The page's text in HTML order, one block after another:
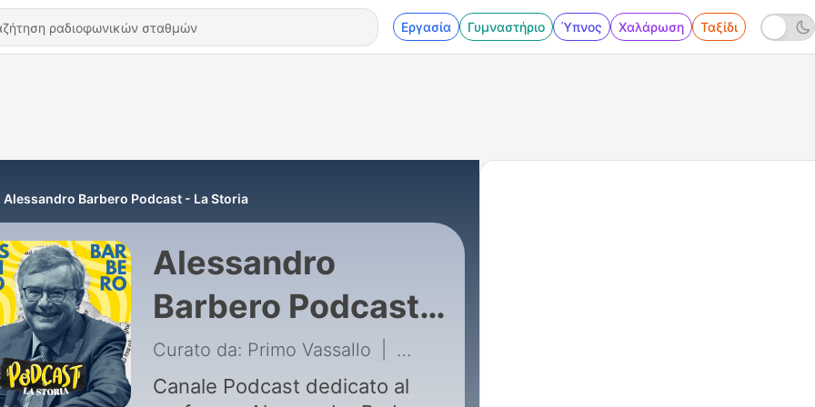
Εργασία Γυμναστήριο Ύπνος Χαλάρωση Ταξίδι
Alessandro Barbero Podcast - La Storia
Alessandro
Barbero Podcast -
La Storia
Curato da: Primo Vassallo 435 - COME si faceva la GUERRA nel
Canale Podcast dedicato al